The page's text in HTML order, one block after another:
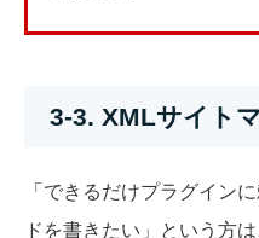
3-3. XMLサイト
「できるだけプラグイン
ドを書きたい」という方